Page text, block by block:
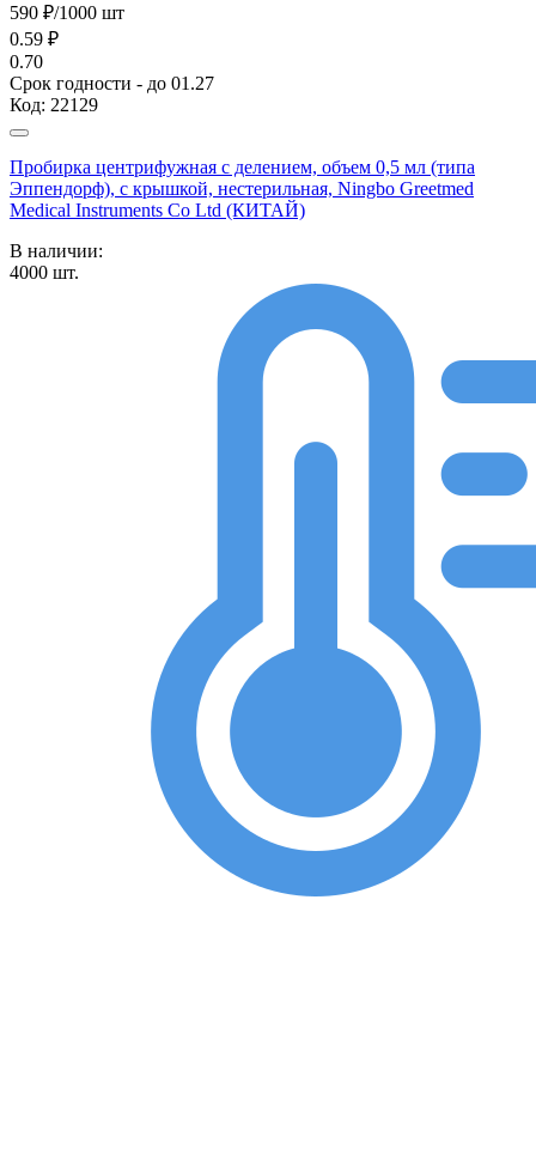
590 ₽/1000 шт
0.59 ₽
0.70
Срок годности - до 01.27
Код: 22129
Пробирка центрифужная с делением, объем 0,5 мл (типа
Эппендорф), с крышкой, нестерильная, Ningbo Greetmed
Medical Instruments Co Ltd (КИТАЙ)
В наличии:
4000 шт.